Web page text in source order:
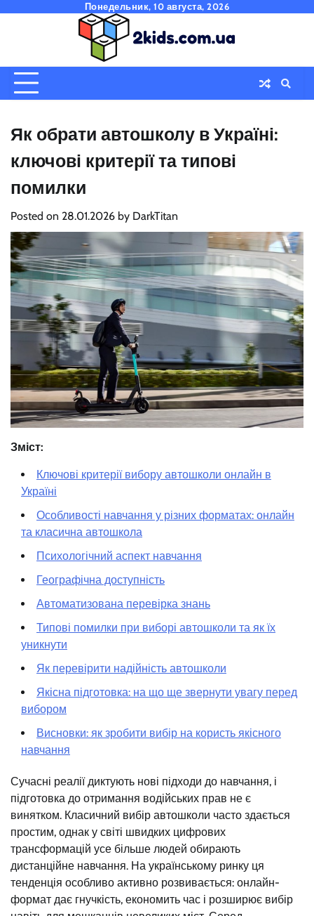
Понедельник, 10 августа, 2026
Як обрати автошколу в Україні:
ключові критерії та типові
помилки
Posted on 28.01.2026 by DarkTitan
Зміст:
Ключові критерії вибору автошколи онлайн в
Україні
Особливості навчання у різних форматах: онлайн
та класична автошкола
Психологічний аспект навчання
Географічна доступність
Автоматизована перевірка знань
Типові помилки при виборі автошколи та як їх
уникнути
Як перевірити надійність автошколи
Якісна підготовка: на що ще звернути увагу перед
вибором
Висновки: як зробити вибір на користь якісного
навчання
Сучасні реалії диктують нові підходи до навчання, і
підготовка до отримання водійських прав не є
винятком. Класичний вибір автошколи часто здається
простим, однак у світі швидких цифрових
трансформацій усе більше людей обирають
дистанційне навчання. На українському ринку ця
тенденція особливо активно розвивається: онлайн-
формат дає гнучкість, економить час і розширює вибір